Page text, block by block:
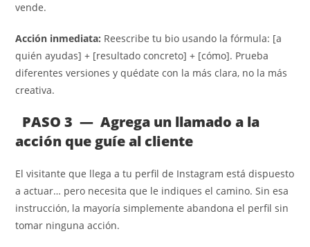
vende.
Acción inmediata: Reescribe tu bio usando la fórmula: [a
quién ayudas] + [resultado concreto] + [cómo]. Prueba
diferentes versiones y quédate con la más clara, no la más
creativa.
PASO 3 — Agrega un llamado a la
acción que guíe al cliente
El visitante que llega a tu perfil de Instagram está dispuesto
a actuar… pero necesita que le indiques el camino. Sin esa
instrucción, la mayoría simplemente abandona el perfil sin
tomar ninguna acción.